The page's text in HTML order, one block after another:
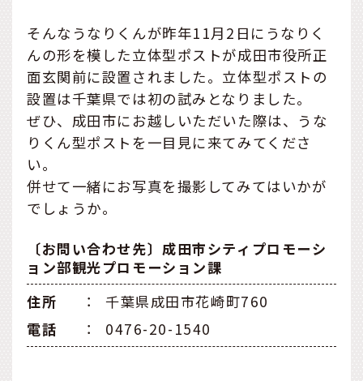
そんなうなりくんが昨年11月2日にうなりく
んの形を模した立体型ポストが成田市役所正
面玄関前に設置されました。立体型ポストの
設置は千葉県では初の試みとなりました。
ぜひ、成田市にお越しいただいた際は、うな
りくん型ポストを一目見に来てみてくださ
い。
併せて一緒にお写真を撮影してみてはいかが
でしょうか。
〔お問い合わせ先〕成田市シティプロモーシ
ョン部観光プロモーション課
住所
：
千葉県成田市花崎町760
電話
： 0476-20-1540